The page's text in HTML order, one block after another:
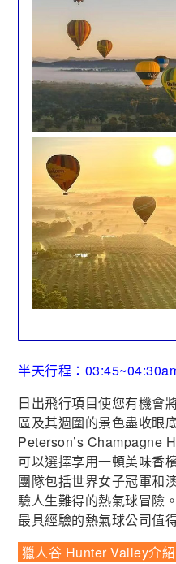
半天行程：
日出飛行項目使您有機會
區及其週圍的景色盡收眼
Peterson’s Champagne
可以選擇享用一頓美味香
團隊包括世界女子冠軍和
驗人生難得的熱氣球冒險
最具經驗的熱氣球公司值
獵人谷 Hunter Valley介紹